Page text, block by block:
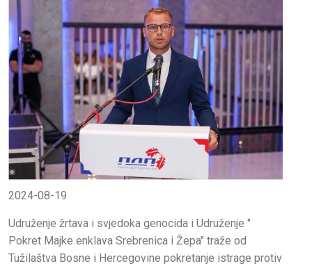
2024-08-19
Udruženje žrtava i svjedoka genocida i Udruženje "
Pokret Majke enklava Srebrenica i Žepa" traže od
Tužilaštva Bosne i Hercegovine pokretanje istrage protiv